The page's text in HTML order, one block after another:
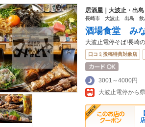
居酒屋｜大波止・出島
長崎市 大波止 出島 飲
酒場食堂 み
大波止電停そば!長崎
口コミ投稿特典対象店
3001～4000円
大波止電停から